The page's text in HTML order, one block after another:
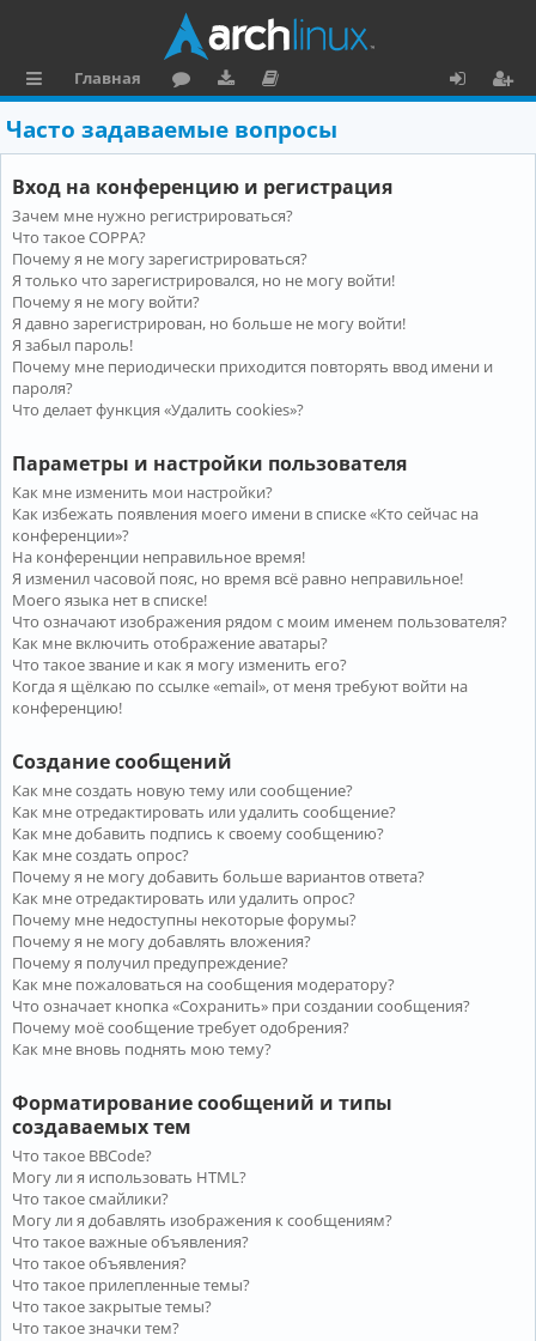
ы
л
к
и
Главная
ру
м
ру
зк
и
ку
м
е
н
та
ц
и
я
о
и
Часто задаваемые вопросы
Вход на конференцию и регистрация
Зачем мне нужно регистрироваться?
Что такое COPPA?
Почему я не могу зарегистрироваться?
Я только что зарегистрировался, но не могу войти!
Почему я не могу войти?
Я давно зарегистрирован, но больше не могу войти!
Я забыл пароль!
Почему мне периодически приходится повторять ввод имени и
пароля?
Что делает функция «Удалить cookies»?
Параметры и настройки пользователя
Как мне изменить мои настройки?
Как избежать появления моего имени в списке «Кто сейчас на
конференции»?
На конференции неправильное время!
Я изменил часовой пояс, но время всё равно неправильное!
Моего языка нет в списке!
Что означают изображения рядом с моим именем пользователя?
Как мне включить отображение аватары?
Что такое звание и как я могу изменить его?
Когда я щёлкаю по ссылке «email», от меня требуют войти на
конференцию!
Создание сообщений
Как мне создать новую тему или сообщение?
Как мне отредактировать или удалить сообщение?
Как мне добавить подпись к своему сообщению?
Как мне создать опрос?
Почему я не могу добавить больше вариантов ответа?
Как мне отредактировать или удалить опрос?
Почему мне недоступны некоторые форумы?
Почему я не могу добавлять вложения?
Почему я получил предупреждение?
Как мне пожаловаться на сообщения модератору?
Что означает кнопка «Сохранить» при создании сообщения?
Почему моё сообщение требует одобрения?
Как мне вновь поднять мою тему?
Форматирование сообщений и типы
создаваемых тем
Что такое BBCode?
Могу ли я использовать HTML?
Что такое смайлики?
Могу ли я добавлять изображения к сообщениям?
Что такое важные объявления?
Что такое объявления?
Что такое прилепленные темы?
Что такое закрытые темы?
Что такое значки тем?